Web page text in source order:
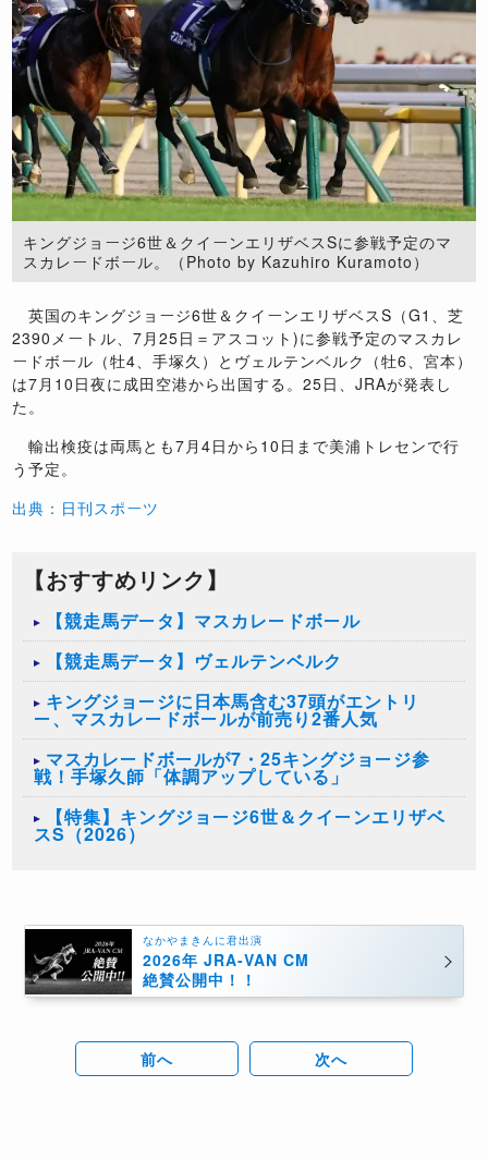
キングジョージ6世＆クイーンエリザベスSに参戦予定のマ
スカレードボール。（Photo by Kazuhiro Kuramoto）
英国のキングジョージ6世＆クイーンエリザベスS（G1、芝
2390メートル、7月25日＝アスコット)に参戦予定のマスカレ
ードボール（牡4、手塚久）とヴェルテンベルク（牡6、宮本）
は7月10日夜に成田空港から出国する。25日、JRAが発表し
た。
輸出検疫は両馬とも7月4日から10日まで美浦トレセンで行
う予定。
出典：日刊スポーツ
【おすすめリンク】
【競走馬データ】マスカレードボール
【競走馬データ】ヴェルテンベルク
キングジョージに日本馬含む37頭がエントリ
ー、マスカレードボールが前売り2番人気
マスカレードボールが7・25キングジョージ参
戦！手塚久師「体調アップしている」
【特集】キングジョージ6世＆クイーンエリザベ
スS（2026）
なかやまきんに君出演
2026年 JRA-VAN CM
絶賛公開中！！
前へ 次へ